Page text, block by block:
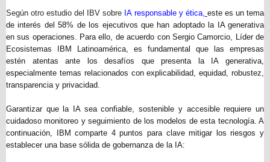
Según otro estudio del IBV sobre IA responsable y ética, este es un tema
de interés del 58% de los ejecutivos que han adoptado la IA generativa
en sus operaciones. Para ello, de acuerdo con Sergio Camorcio, Líder de
Ecosistemas IBM Latinoamérica, es fundamental que las empresas
estén atentas ante los desafíos que presenta la IA generativa,
especialmente temas relacionados con explicabilidad, equidad, robustez,
transparencia y privacidad.
Garantizar que la IA sea confiable, sostenible y accesible requiere un
cuidadoso monitoreo y seguimiento de los modelos de esta tecnología. A
continuación, IBM comparte 4 puntos para clave mitigar los riesgos y
establecer una base sólida de gobernanza de la IA: